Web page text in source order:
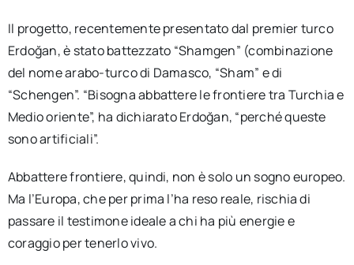
Il progetto, recentemente presentato dal premier turco
Erdoğan, è stato battezzato “Shamgen” (combinazione
del nome arabo-turco di Damasco, “Sham” e di
“Schengen”. “Bisogna abbattere le frontiere tra Turchia e
Medio oriente”, ha dichiarato Erdoğan, “perché queste
sono artificiali”.
Abbattere frontiere, quindi, non è solo un sogno europeo.
Ma l’Europa, che per prima l’ha reso reale, rischia di
passare il testimone ideale a chi ha più energie e
coraggio per tenerlo vivo.